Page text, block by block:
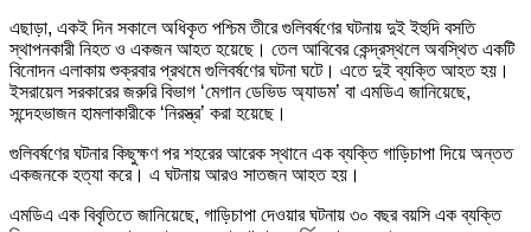
এছাড়া, একই দিন সকালে অধিকৃত পশ্চিম তীরে গুলিবর্ষণের ঘটনায় দুই ইহুদি বসতি
স্থাপনকারী নিহত ও একজন আহত হয়েছে। তেল আবিবের কেন্দ্রস্থলে অবস্থিত একটি
বিনোদন এলাকায় শুক্রবার প্রথমে গুলিবর্ষণের ঘটনা ঘটে। এতে দুই ব্যক্তি আহত হয়।
ইসরায়েল সরকারের জরুরি বিভাগ ‘মেগান ডেভিড অ্যাডম’ বা এমডিএ জানিয়েছে,
সন্দেহভাজন হামলাকারীকে ‘নিরস্ত্র’ করা হয়েছে।
গুলিবর্ষণের ঘটনার কিছুক্ষণ পর শহরের আরেক স্থানে এক ব্যক্তি গাড়িচাপা দিয়ে অন্তত
একজনকে হত্যা করে। এ ঘটনায় আরও সাতজন আহত হয়।
এমডিএ এক বিবৃতিতে জানিয়েছে, গাড়িচাপা দেওয়ার ঘটনায় ৩০ বছর বয়সি এক ব্যক্তি